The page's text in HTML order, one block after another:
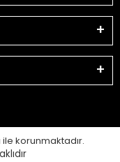
ile korunmaktadır.